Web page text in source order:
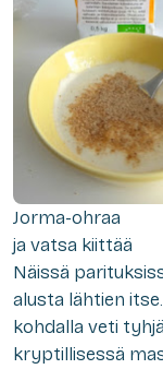
Jorma-ohraa
ja vatsa kiittää
Näissä
alusta lähtien
kohdalla veti
kryptillisessä